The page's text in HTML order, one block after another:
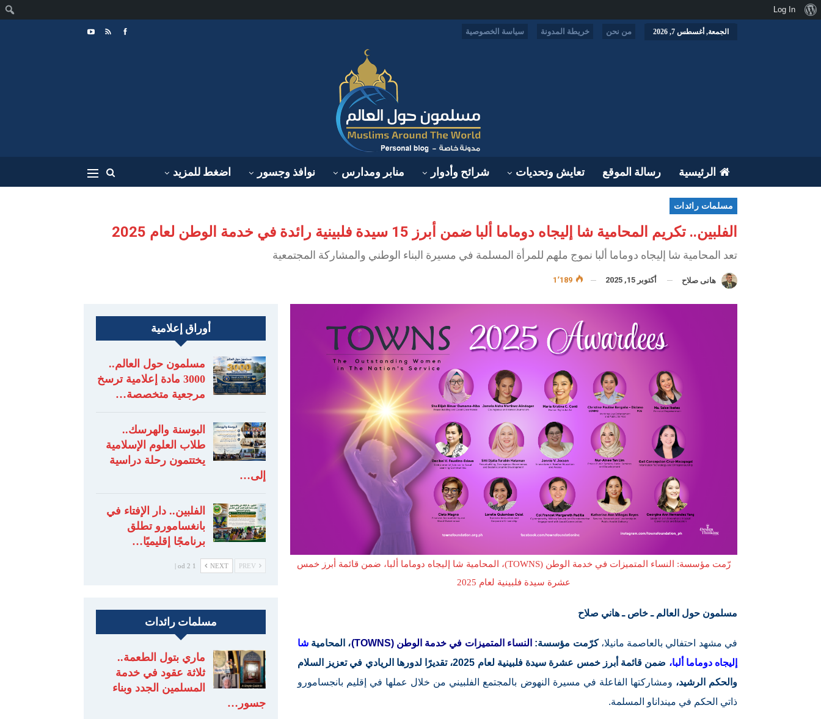
الجمعة, أغسطس 7, 2026 من نحن خريطة المدونة سياسة الخصوصية
الرئيسية رسالة الموقع تعايش وتحديات شرائح وأدوار منابر ومدارس نوافذ وجسور اضغط للمزيد
مسلمات رائدات
الفلبين.. تكريم المحامية شا إليجاه دوماما ألبا ضمن أبرز 15 سيدة فلبينية رائدة في خدمة الوطن لعام 2025
تعد المحامية شا إليجاه دوماما ألبا نموج ملهم للمرأة المسلمة في مسيرة البناء الوطني والمشاركة المجتمعية
هانى صلاح أكتوبر 15, 2025
رّمت مؤسسة: النساء المتميزات في خدمة الوطن (TOWNS)، المحامية شا إليجاه دوماما ألبا، ضمن قائمة أبرز خمس
عشرة سيدة فلبينية لعام 2025
مسلمون حول العالم ـ خاص ـ هاني صلاح
في مشهد احتفالي بالعاصمة مانيلا،كرّمت مؤسسة: النساء المتميزات في خدمة الوطن (TOWNS) ، المحاميةشا
إليجاه دوماما ألبا،
ضمن قائمة أبرز خمس عشرة سيدة فلبينية لعام 2025، تقديرًا لدورها الريادي في تعزيز السلام
والحكم الرشيد، ومشاركتها الفاعلة في مسيرة النهوض بالمجتمع الفلبيني من خلال عملها في إقليم بانجسامورو
ذاتي الحكم في مينداناو المسلمة.
أوراق إعلامية
مسلمون حول العالم..
3000 مادة إعلامية ترسخ
مرجعية متخصصة…
البوسنة والهرسك..
طلاب العلوم الإسلامية
يختتمون رحلة دراسية
إلى…
الفلبين.. دار الإفتاء في
بانغسامورو تطلق
برنامجًا إقليميًا…
NEXT
1 od 2 |
مسلمات رائدات
ماري بتول الطعمة..
ثلاثة عقود في خدمة
المسلمين الجدد وبناء
جسور…
نبذةLog In